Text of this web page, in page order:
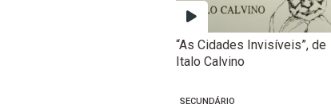
“As Cidades Invisíveis”, de
Italo Calvino
SECUNDÁRIO